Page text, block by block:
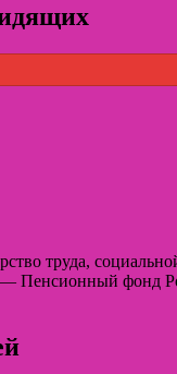
труда,
Пенсионный фонд